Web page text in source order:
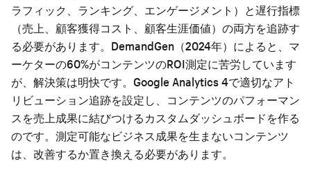
ラフィック、ランキング、エンゲージメント）と遅行指標
（売上、顧客獲得コスト、顧客生涯価値）の両方を追跡す
る必要があります。DemandGen（2024年）によると、マ
ーケターの60%がコンテンツのROI測定に苦労しています
が、解決策は明快です。Google Analytics 4で適切なアト
リビューション追跡を設定し、コンテンツのパフォーマン
スを売上成果に結びつけるカスタムダッシュボードを作る
のです。測定可能なビジネス成果を生まないコンテンツ
は、改善するか置き換える必要があります。